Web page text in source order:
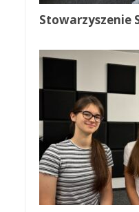
Stowarzyszenie